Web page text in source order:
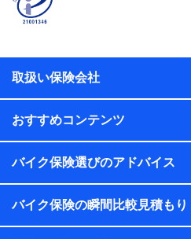
容、保険料、保険料のお支払方
などの情報、建物の構造や築年
【共同して利用する者の範囲】
当社
【利用目的】
提供する保険関連サービスにお
取扱い保険会社
おすすめコンテンツ
バイク保険選びのアドバイス
バイク保険の瞬間比較見積もり